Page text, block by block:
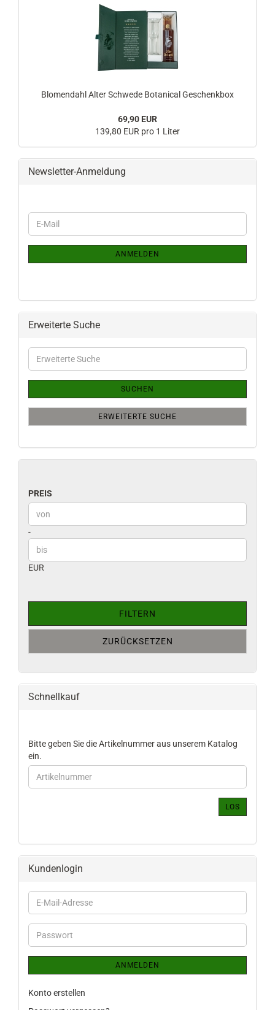
Blomendahl Alter Schwede Botanical Geschenkbox
69,90 EUR
139,80 EUR pro 1 Liter
Newsletter-Anmeldung
ZUR
E-
Mail
ANMELDEN
Erweiterte Suche
Suche
SUCHEN
ERWEITERTE SUCHE
PREIS
PREIS
Preis bis
-
EUR
FILTERN
ZURÜCKSETZEN
Schnellkauf
BITTE
GEBEN
SIE
DIE
Bitte geben Sie die Artikelnummer aus unserem Katalog
ein.
LOS
Kundenlogin
E-
Mail-
Adresse
Passwort
ANMELDEN
Konto erstellen